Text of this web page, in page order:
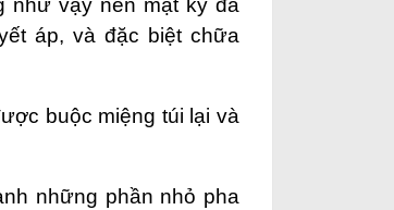
như vậy nên mật kỳ đà
áp, và đặc biệt chữa
buộc miệng túi lại và
những phần nhỏ pha